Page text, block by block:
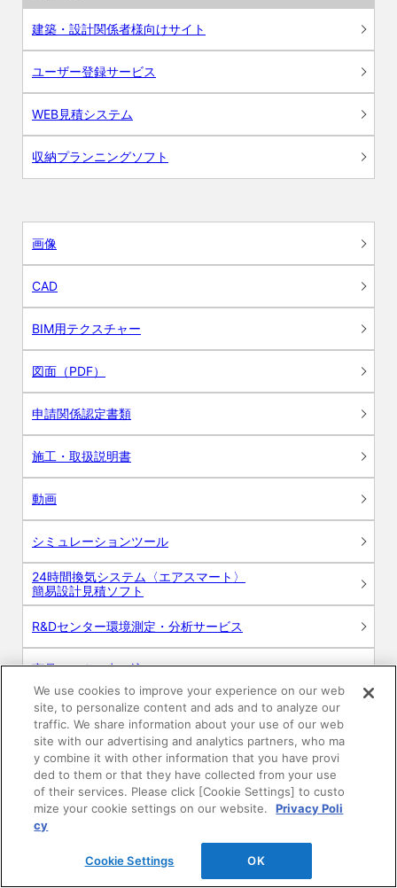
建築・設計関係者様向けサイト
ユーザー登録サービス
WEB見積システム
収納プランニングソフト
画像
CAD
BIM用テクスチャー
図面（PDF）
申請関係認定書類
施工・取扱説明書
動画
シミュレーションツール
24時間換気システム〈エアスマート〉
簡易設計見積ソフト
R&Dセンター環境測定・分析サービス
商品マスター申し込み
電子公告 このWEBサイトについて
プライバシーポリシー
We use cookies to improve your experience on our web
site, to personalize content and ads and to analyze our
traffic. We share information about your use of our web
site with our advertising and analytics partners, who ma
y combine it with other information that you have provi
ded to them or that they have collected from your use
of their services. Please click [Cookie Settings] to custo
mize your cookie settings on our website.
Privacy Poli
cy
Cookie Settings OK